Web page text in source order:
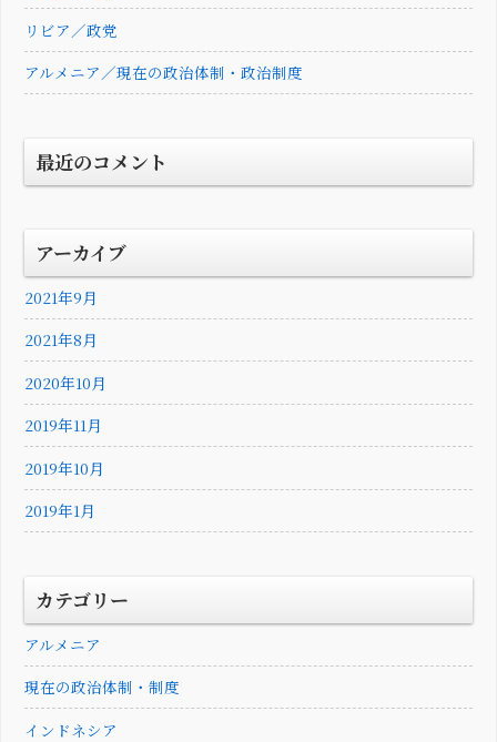
リビア／政党
アルメニア／現在の政治体制・政治制度
最近のコメント
アーカイブ
2021年9月
2021年8月
2020年10月
2019年11月
2019年10月
2019年1月
カテゴリー
アルメニア
現在の政治体制・制度
インドネシア